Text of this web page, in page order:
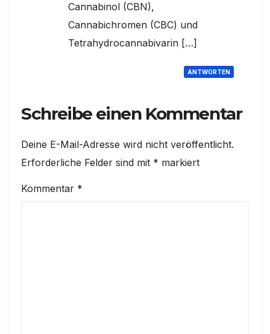
Cannabinol (CBN),
Cannabichromen (CBC) und
Tetrahydrocannabivarin […]
ANTWORTEN
Schreibe einen Kommentar
Deine E-Mail-Adresse wird nicht veröffentlicht.
Erforderliche Felder sind mit * markiert
Kommentar *